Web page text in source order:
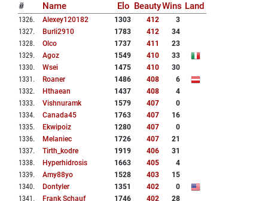
# Name Elo BeautyWins Land
1326. Alexey120182 1303 412
3
1327. Burli2910 1783 412
34
1328. Olco 1737 411
23
1329. Agoz 1549 410
33
1330. Wsei 1475 410
30
1331 . Roaner 1486 408
6
1332. Hthaean 1437 408
4
1333. Vishnuramk 1579 407
0
1334. Canada45 1763 407
16
1335. Ekwipoiz 1280 407
0
1336. Melaniec 1726 407
21
1337. Tirth_kodre 1919 406
31
1338. Hyperhidrosis 1663 405
4
1339. Amy88yo 1528 403
15
1340. Dontyler 1351 402
0
1341 . Frank Schauf 1746 402
28